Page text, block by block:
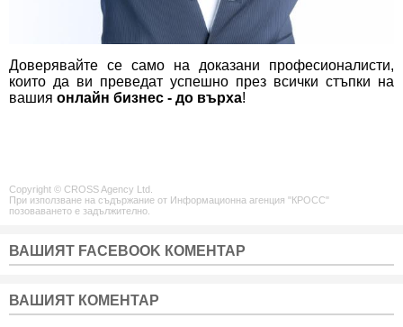
Доверявайте се само на доказани професионалисти,
които да ви преведат успешно през всички стъпки на
вашия онлайн бизнес - до върха!
Copyright © CROSS Agency Ltd.
При използване на съдържание от Информационна агенция "КРОСС"
позоваването е задължително.
ВАШИЯТ FACEBOOK КОМЕНТАР
ВАШИЯТ КОМЕНТАР